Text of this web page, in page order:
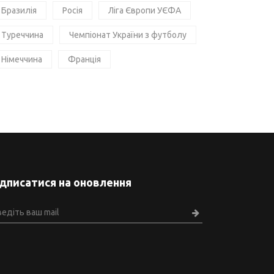
Бразилія Росія Ліга Європи УЄФА
Туреччина Чемпіонат України з футболу
Німеччина Франція
на оновлення